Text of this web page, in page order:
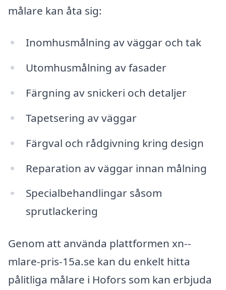
målare kan åta sig:
Inomhusmålning av väggar och tak
Utomhusmålning av fasader
Färgning av snickeri och detaljer
Tapetsering av väggar
Färgval och rådgivning kring design
Reparation av väggar innan målning
Specialbehandlingar såsom
sprutlackering
Genom att använda plattformen xn--
mlare-pris-15a.se kan du enkelt hitta
pålitliga målare i Hofors som kan erbjuda